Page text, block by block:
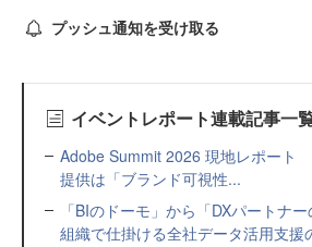
プッシュ通知を受け取る
イベントレポート連載記事一
Adobe Summit 2026 現地レポート
提供は「ブランド可視性...
「BIのドーモ」から「DXパートナ
組織で仕掛ける全社データ活用支援